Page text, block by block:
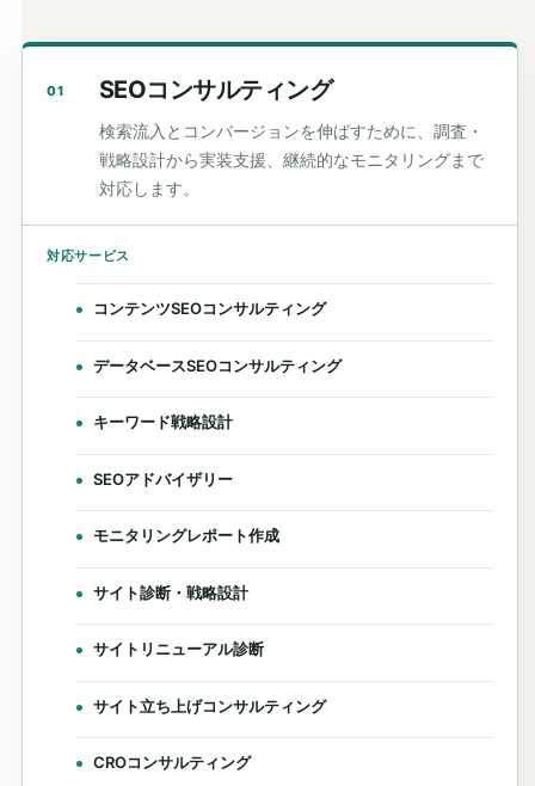
01 SEOコンサルティング
検索流入とコンバージョンを伸ばすために、調査・
戦略設計から実装支援、継続的なモニタリングまで
対応します。
対応サービス
コンテンツSEOコンサルティング
データベースSEOコンサルティング
キーワード戦略設計
SEOアドバイザリー
モニタリングレポート作成
サイト診断・戦略設計
サイトリニューアル診断
サイト立ち上げコンサルティング
CROコンサルティング